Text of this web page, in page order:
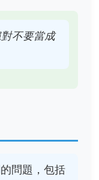
不要當成
問題，包括